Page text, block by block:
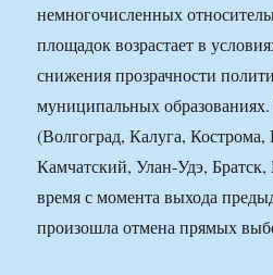
немногочисленных
площадок возрастает в
снижения прозрачности
муниципальных
(Волгоград, Калуга, Кострома,
Камчатский, Улан-Удэ, Братск,
время с момента выхода
произошла отмена прямых